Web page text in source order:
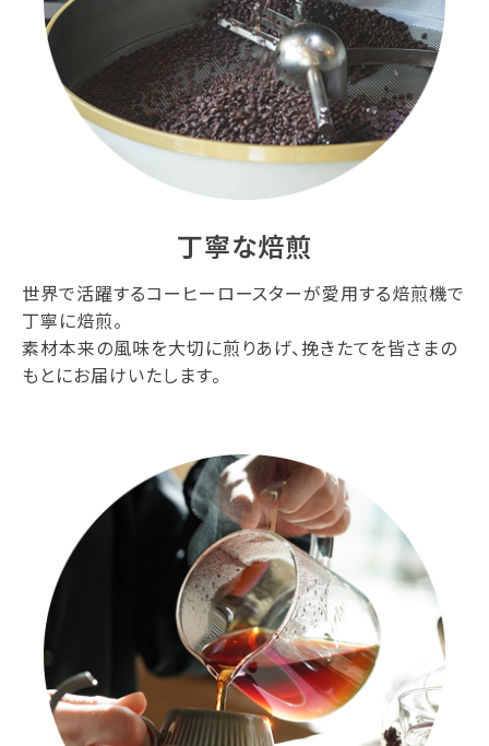
丁寧な焙煎
世界で活躍するコーヒーロースターが愛用する焙煎機で
丁寧に焙煎。
素材本来の風味を大切に煎りあげ、挽きたてを皆さまの
もとにお届けいたします。